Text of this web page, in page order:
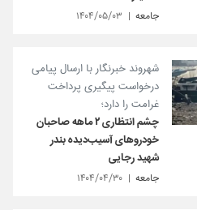
جامعه ۱۴۰۴/۰۵/۰۳
شهروند خبرنگار با ارسال پیامی
درخواست پیگیری پرداخت
غرامت را دارد؛
چشم انتظاری ۲ ماهه صاحبان
خودروهای آسیب‌دیده بندر
شهید رجایی
جامعه ۱۴۰۴/۰۴/۳۰